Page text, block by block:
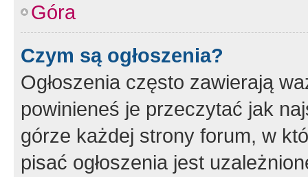
Góra
Czym są ogłoszenia?
Ogłoszenia często zawierają
powinieneś je przeczytać jak
górze każdej strony forum, w
pisać ogłoszenia jest